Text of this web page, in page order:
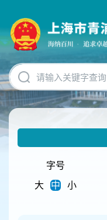
碍
操
明
跳
转
到
网
字号
大
中 小